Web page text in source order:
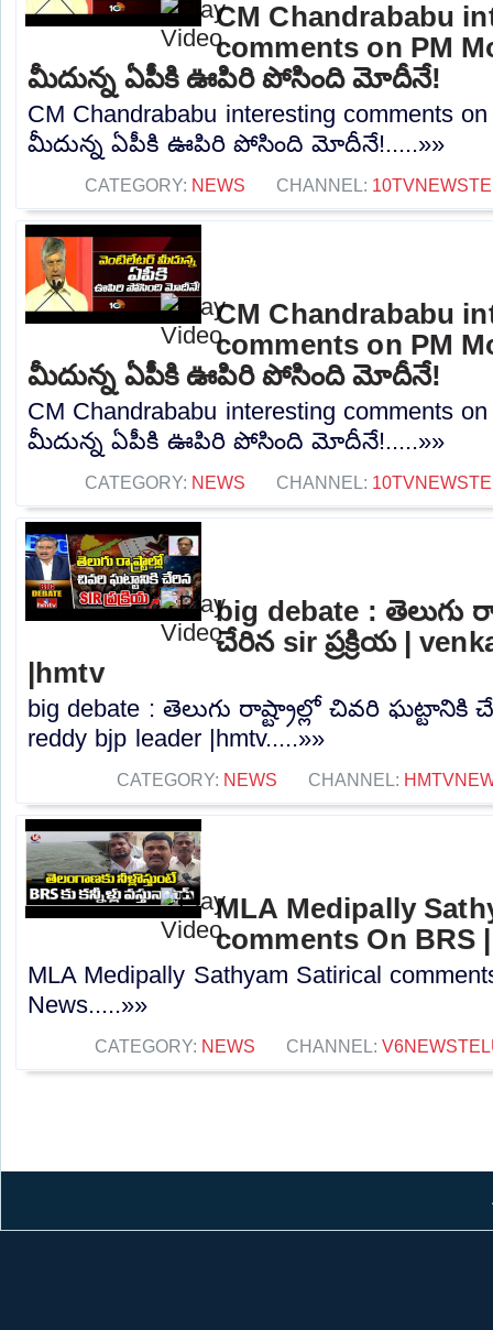
CM Chandrababu
comments on PM
మీదున్న ఏపీకి ఊపిరి పోసింది మోదీనే!
CM Chandrababu interesting comments
మీదున్న ఏపీకి ఊపిరి పోసింది మోదీనే!.....»»
CATEGORY: NEWS CHANNEL:
CM Chandrababu
comments on PM
మీదున్న ఏపీకి ఊపిరి పోసింది మోదీనే!
CM Chandrababu interesting comments
మీదున్న ఏపీకి ఊపిరి పోసింది మోదీనే!.....»»
CATEGORY: NEWS CHANNEL:
big debate : తెలుగు
చేరిన sir ప్రక్రియ |
|hmtv
big debate : తెలుగు రాష్ట్రాల్లో చివరి ఘట్టానికి
reddy bjp leader |hmtv.....»»
CATEGORY: NEWS CHANNEL:
MLA Medipally
comments On BRS
MLA Medipally Sathyam Satirical
News.....»»
CATEGORY: NEWS CHANNEL: